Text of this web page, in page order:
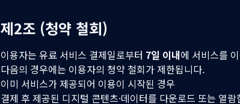
제2조 (청약 철회)
이용자는 유료 서비스 결제일로부터 7일 이내에 서비스를
다음의 경우에는 이용자의 청약 철회가 제한됩니다.
이미 서비스가 제공되어 이용이 시작된 경우
결제 후 제공된 디지털 콘텐츠·데이터를 다운로드 또는 열람